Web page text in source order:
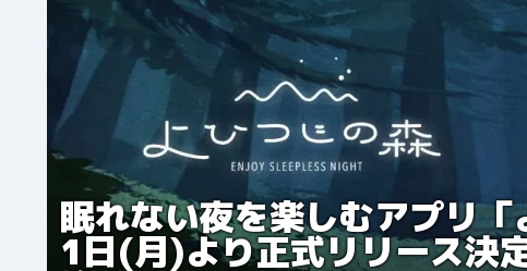
眠れない夜を楽しむアプリ
1日(月)より正式リリース決